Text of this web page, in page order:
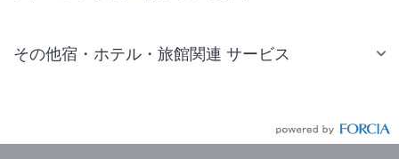
その他宿・ホテル・旅館関連 サービス